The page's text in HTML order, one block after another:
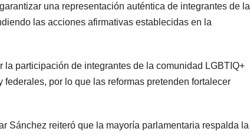
una representación auténtica de integrantes de la
las acciones afirmativas establecidas en la
participación de integrantes de la comunidad LGBTIQ+
por lo que las reformas pretenden fortalecer
Sánchez reiteró que la mayoría parlamentaria respalda la